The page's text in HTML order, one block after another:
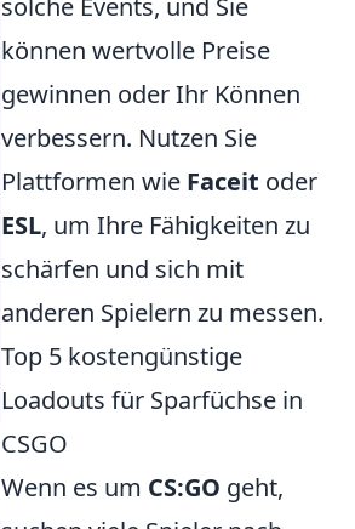
solche Events, und Sie
können wertvolle Preise
gewinnen oder Ihr Können
verbessern. Nutzen Sie
Plattformen wie Faceit oder
ESL, um Ihre Fähigkeiten zu
schärfen und sich mit
anderen Spielern zu messen.
Top 5 kostengünstige
Loadouts für Sparfüchse in
CSGO
Wenn es um CS:GO geht,